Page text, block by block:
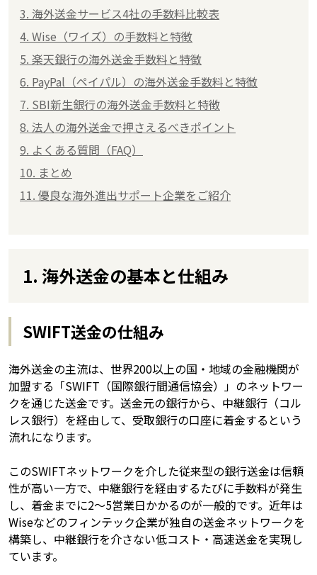
3. 海外送金サービス4社の手数料比較表
4. Wise（ワイズ）の手数料と特徴
5. 楽天銀行の海外送金手数料と特徴
6. PayPal（ペイパル）の海外送金手数料と特徴
7. SBI新生銀行の海外送金手数料と特徴
8. 法人の海外送金で押さえるべきポイント
9. よくある質問（FAQ）
10. まとめ
11. 優良な海外進出サポート企業をご紹介
1. 海外送金の基本と仕組み
SWIFT送金の仕組み
海外送金の主流は、世界200以上の国・地域の金融機関が
加盟する「SWIFT（国際銀行間通信協会）」のネットワー
クを通じた送金です。送金元の銀行から、中継銀行（コル
レス銀行）を経由して、受取銀行の口座に着金するという
流れになります。
このSWIFTネットワークを介した従来型の銀行送金は信頼
性が高い一方で、中継銀行を経由するたびに手数料が発生
し、着金までに2〜5営業日かかるのが一般的です。近年は
Wiseなどのフィンテック企業が独自の送金ネットワークを
構築し、中継銀行を介さない低コスト・高速送金を実現し
ています。